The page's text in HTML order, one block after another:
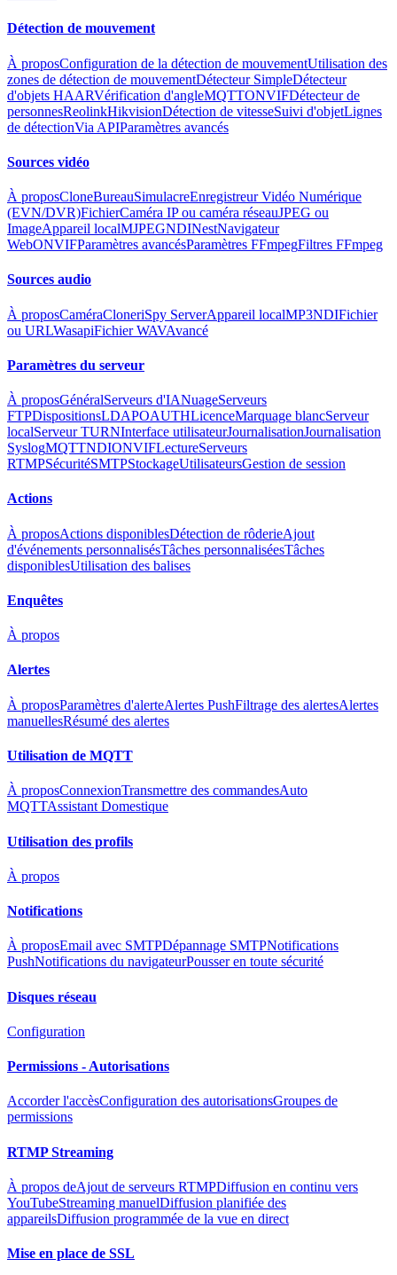
Détection de mouvement
À proposConfiguration de la détection de mouvementUtilisation des
zones de détection de mouvementDétecteur SimpleDétecteur
d'objets HAARVérification d'angleMQTTONVIFDétecteur de
personnesReolinkHikvisionDétection de vitesseSuivi d'objetLignes
de détectionVia APIParamètres avancés
Sources vidéo
À proposCloneBureauSimulacreEnregistreur Vidéo Numérique
(EVN/DVR)FichierCaméra IP ou caméra réseauJPEG ou
ImageAppareil localMJPEGNDINestNavigateur
WebONVIFParamètres avancésParamètres FFmpegFiltres FFmpeg
Sources audio
À proposCaméraCloneriSpy ServerAppareil localMP3NDIFichier
ou URLWasapiFichier WAVAvancé
Paramètres du serveur
À proposGénéralServeurs d'IANuageServeurs
FTPDispositionsLDAPOAUTHLicenceMarquage blancServeur
localServeur TURNInterface utilisateurJournalisationJournalisation
SyslogMQTTNDIONVIFLectureServeurs
RTMPSécuritéSMTPStockageUtilisateursGestion de session
Actions
À proposActions disponiblesDétection de rôderieAjout
d'événements personnalisésTâches personnaliséesTâches
disponiblesUtilisation des balises
Enquêtes
À propos
Alertes
À proposParamètres d'alerteAlertes PushFiltrage des alertesAlertes
manuellesRésumé des alertes
Utilisation de MQTT
À proposConnexionTransmettre des commandesAuto
MQTTAssistant Domestique
Utilisation des profils
À propos
Notifications
À proposEmail avec SMTPDépannage SMTPNotifications
PushNotifications du navigateurPousser en toute sécurité
Disques réseau
Configuration
Permissions - Autorisations
Accorder l'accèsConfiguration des autorisationsGroupes de
permissions
RTMP Streaming
À propos deAjout de serveurs RTMPDiffusion en continu vers
YouTubeStreaming manuelDiffusion planifiée des
appareilsDiffusion programmée de la vue en direct
Mise en place de SSL